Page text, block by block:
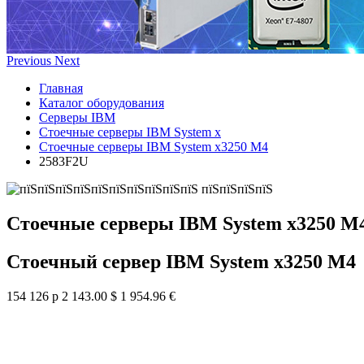
Previous Next
Главная
Каталог оборудования
Серверы IBM
Стоечные серверы IBM System x
Стоечные серверы IBM System x3250 M4
2583F2U
Стоечные серверы IBM System x3250
Стоечный сервер IBM System x3250 M4
154 126 р 2 143.00 $ 1 954.96 €